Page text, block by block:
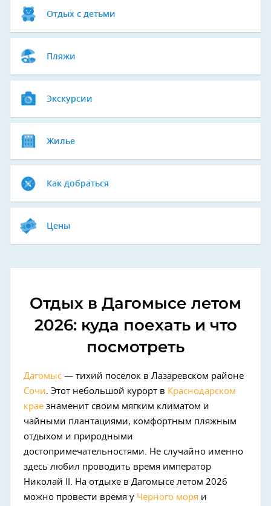
Отдых с детьми
Пляжи
Экскурсии
Жилье
Как добраться
Цены
Отдых в Дагомысе летом
2026: куда поехать и что
посмотреть
Дагомыс — тихий поселок в Лазаревском районе
Сочи. Этот небольшой курорт в Краснодарском
крае знаменит своим мягким климатом и
чайными плантациями, комфортным пляжным
отдыхом и природными
достопримечательностями. Не случайно именно
здесь любил проводить время император
Николай II. На отдыхе в Дагомысе летом 2026
можно провести время у Черного моря и